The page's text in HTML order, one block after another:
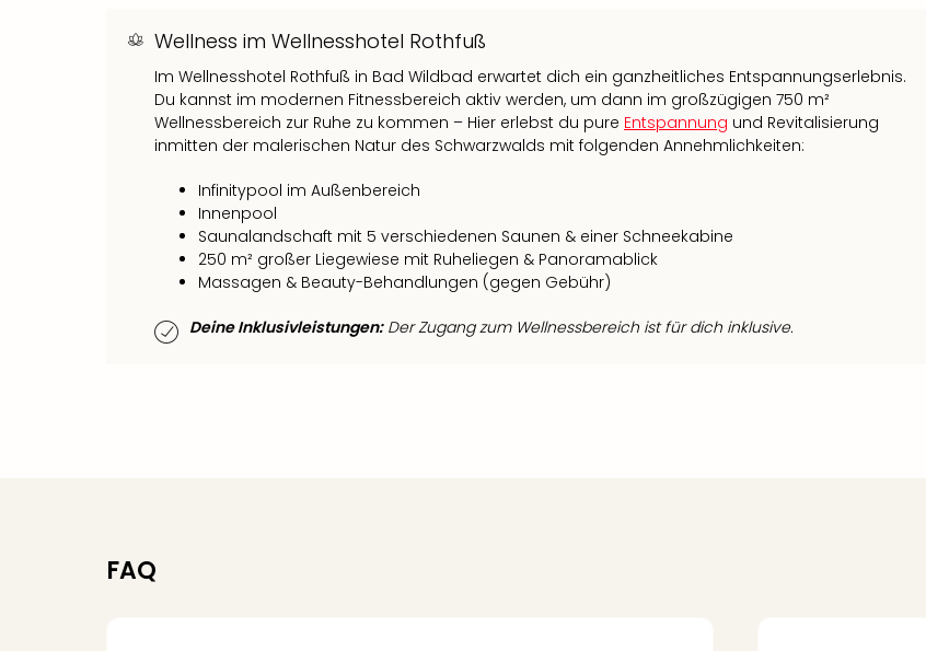
Wellness im Wellnesshotel Rothfuß
Im Wellnesshotel Rothfuß in Bad Wildbad erwartet dich ein ganzheitliches Entspannungserlebnis.
Du kannst im modernen Fitnessbereich aktiv werden, um dann im großzügigen 750 m²
Wellnessbereich zur Ruhe zu kommen – Hier erlebst du pure Entspannung und Revitalisierung
inmitten der malerischen Natur des Schwarzwalds mit folgenden Annehmlichkeiten:
Infinitypool im Außenbereich
Innenpool
Saunalandschaft mit 5 verschiedenen Saunen & einer Schneekabine
250 m² großer Liegewiese mit Ruheliegen & Panoramablick
Massagen & Beauty-Behandlungen (gegen Gebühr)
Deine Inklusivleistungen:Der Zugang zum Wellnessbereich ist für dich inklusive.
FAQ